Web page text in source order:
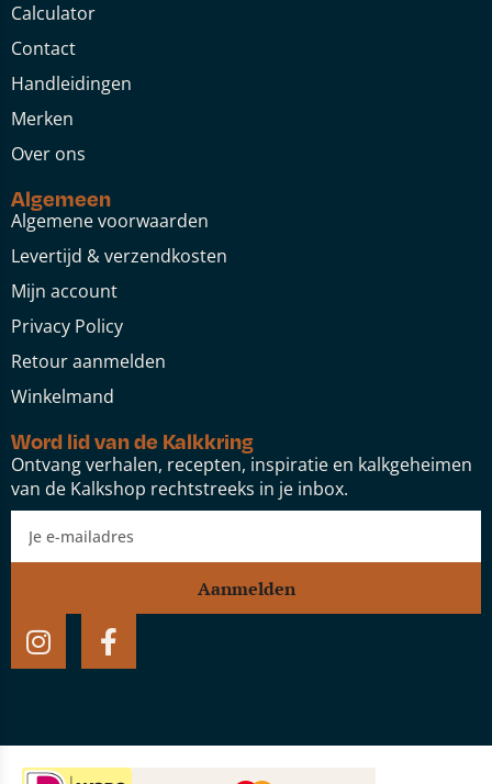
Calculator
Contact
Handleidingen
Merken
Over ons
Algemeen
Algemene voorwaarden
Levertijd & verzendkosten
Mijn account
Privacy Policy
Retour aanmelden
Winkelmand
Word lid van de Kalkkring
Ontvang verhalen, recepten, inspiratie en kalkgeheimen
van de Kalkshop rechtstreeks in je inbox.
Aanmelden